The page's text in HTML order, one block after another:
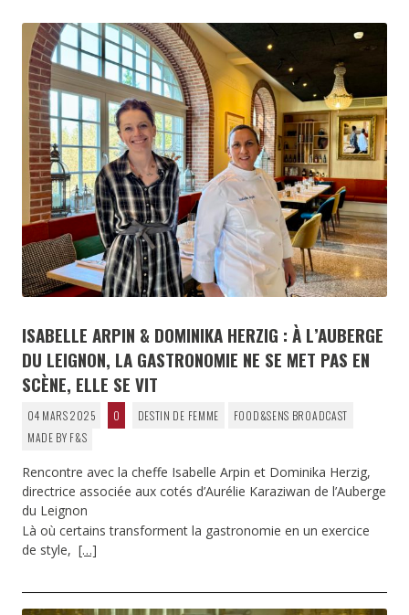
ISABELLE ARPIN & DOMINIKA HERZIG : À L’AUBERGE
DU LEIGNON, LA GASTRONOMIE NE SE MET PAS EN
SCÈNE, ELLE SE VIT
04 MARS 2025 0 DESTIN DE FEMME
FOOD&SENS BROADCAST
MADE BY F&S
Rencontre avec la cheffe Isabelle Arpin et Dominika Herzig,
directrice associée aux cotés d’Aurélie Karaziwan de l’Auberge
du Leignon
Là où certains transforment la gastronomie en un exercice
de style, […]